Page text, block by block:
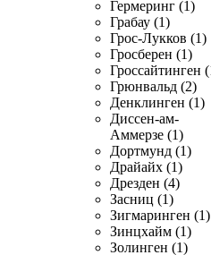
Гермеринг (1)
Грабау (1)
Грос-Лукков (1)
Гросберен (1)
Гроссайтинген
Грюнвальд (2)
Денклинген (1)
Диссен-ам-
Аммерзе (1)
Дортмунд (1)
Драйайх (1)
Дрезден (4)
Засниц (1)
Зигмаринген (1)
Зинцхайм (1)
Золинген (1)